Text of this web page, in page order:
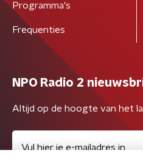
Programma's
Frequenties
NPO Radio 2
Altijd op de hoogte van het